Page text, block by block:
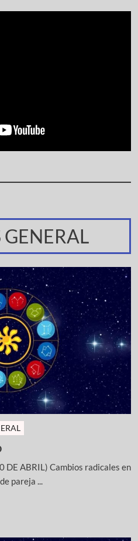
GENERAL
DE ABRIL) Cambios radicales en
pareja ...